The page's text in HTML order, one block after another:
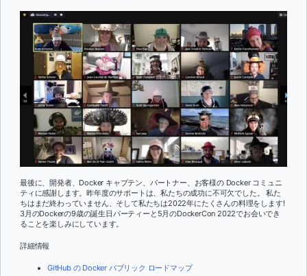
最後に、開発者、Docker キャプテン、パートナー、お客様の Docker コミュニ
ティに感謝します。昨年度のサポートは、私たちの成功に不可欠でした。 私た
ちはまだ終わっていません、そして私たちは2022年にたくさんの料理をします!
3月のDockerの9歳の誕生日パーティーと5月のDockerCon 2022でお会いでき
ることを楽しみにしています。
詳細情報
GitHub の Docker パブリック ロードマップ